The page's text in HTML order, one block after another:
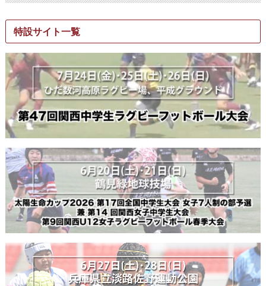
特設サイト一覧